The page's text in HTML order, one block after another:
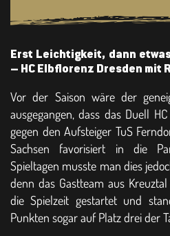
Erst Leichtigkeit, dann
– HC Elbflorenz Dresden mit
Vor der Saison wäre der
ausgegangen, dass das Duell
gegen den Aufsteiger TuS
Sachsen favorisiert in die
Spieltagen musste man dies
denn das Gastteam aus
die Spielzeit gestartet und
Punkten sogar auf Platz drei der